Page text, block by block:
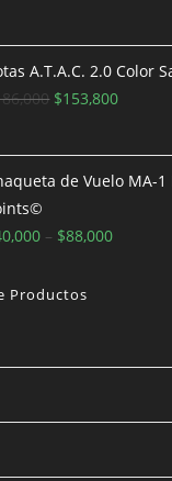
original
era:
$100,000.
actual
es:
$90,000.
A.T.A.C. 2.0 Color
El
original
era:
$153,800El
actual
es:
de Vuelo MA-
– $88,000
Productos